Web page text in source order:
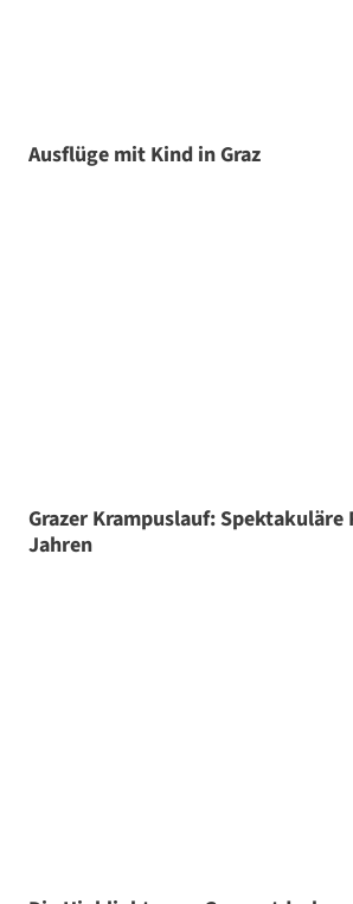
Ausflüge mit Kind in Graz
Grazer Krampuslauf: Spektakuläre
Jahren